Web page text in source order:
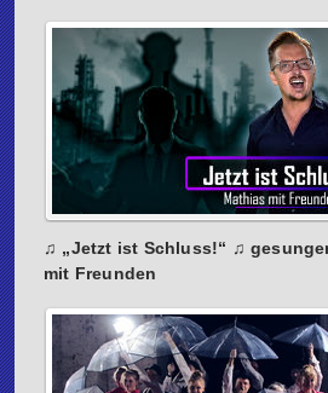
♫ „Jetzt ist Schluss!“ ♫
mit Freunden